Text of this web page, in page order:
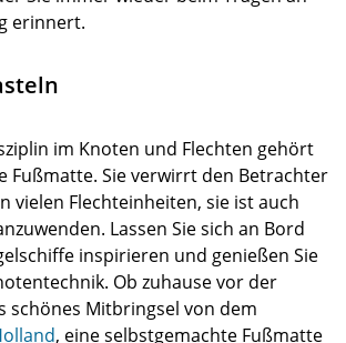
erinnert.
im Knoten und Flechten gehört
Fußmatte. Sie verwirrt den Betrachter
vielen Flechteinheiten, sie ist auch
Lassen Sie sich an Bord
inspirieren und genießen Sie
Ob zuhause vor der
schönes Mitbringsel von dem
, eine selbstgemachte Fußmatte